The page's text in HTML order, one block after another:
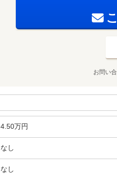
お問い
4.50万円
なし
なし